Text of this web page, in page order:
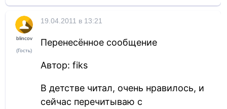
blincov
(Гость)
19.04.2011 в 13:21
Перенесённое сообщение
Автор: fiks
В детстве читал, очень нравилось, и
сейчас перечитываю с